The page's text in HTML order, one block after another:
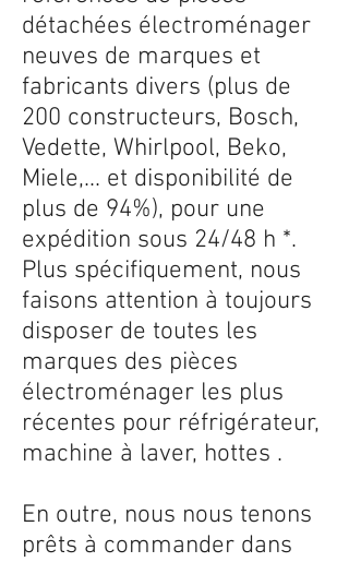
détachées électroménager
neuves de marques et
fabricants divers (plus de
200 constructeurs, Bosch,
Vedette, Whirlpool, Beko,
Miele,... et disponibilité de
plus de 94%), pour une
expédition sous 24/48 h *.
Plus spécifiquement, nous
faisons attention à toujours
disposer de toutes les
marques des pièces
électroménager les plus
récentes pour réfrigérateur,
machine à laver, hottes .
En outre, nous nous tenons
prêts à commander dans